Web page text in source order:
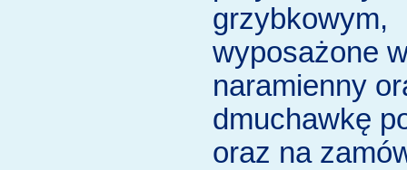
grzybkowym,
wyposażone
naramienny
dmuchawkę
oraz na